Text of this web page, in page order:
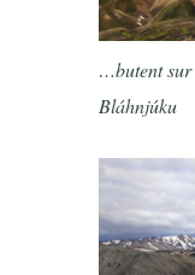
…butent sur
Bláhnjúku